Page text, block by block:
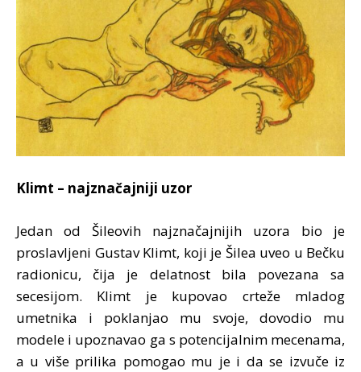
Klimt – najznačajniji uzor
Jedan od Šileovih najznačajnijih uzora bio je
proslavljeni Gustav Klimt, koji je Šilea uveo u Bečku
radionicu, čija je delatnost bila povezana sa
secesijom. Klimt je kupovao crteže mladog
umetnika i poklanjao mu svoje, dovodio mu
modele i upoznavao ga s potencijalnim mecenama,
a u više prilika pomogao mu je i da se izvuče iz